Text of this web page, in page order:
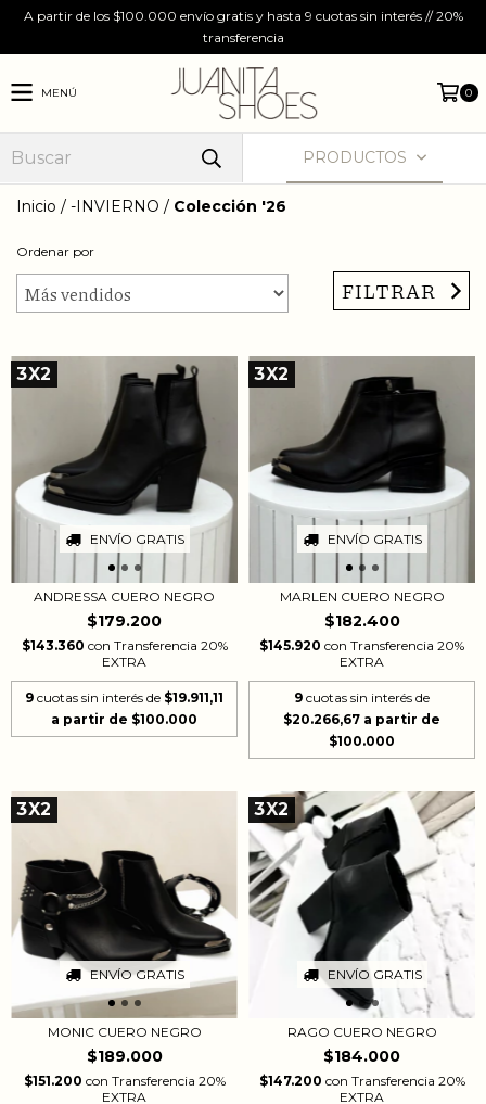
A partir de los $100.000 envío gratis y hasta 9 cuotas sin interés // 20%
transferencia
MENÚ 0
PRODUCTOS
Inicio / -INVIERNO / Colección '26
Ordenar por
FILTRAR
3X2
ENVÍO GRATIS
ANDRESSA CUERO NEGRO
$179.200
$143.360 con Transferencia 20%
EXTRA
9 cuotas sin interés de $19.911,11
3X2
ENVÍO GRATIS
MARLEN CUERO NEGRO
$182.400
$145.920 con Transferencia 20%
EXTRA
9 cuotas sin interés de
$20.266,67
3X2
ENVÍO GRATIS
MONIC CUERO NEGRO
$189.000
$151.200 con Transferencia 20%
EXTRA
3X2
ENVÍO GRATIS
RAGO CUERO NEGRO
$184.000
$147.200 con Transferencia 20%
EXTRA